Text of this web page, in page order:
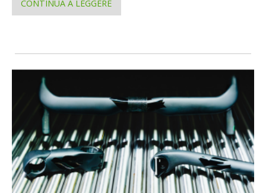
CONTINUA A LEGGERE